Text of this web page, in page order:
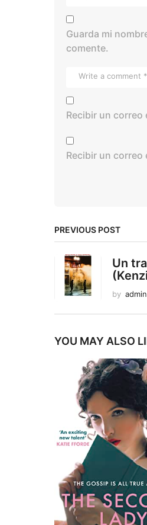
Guarda mi
comente.
Recibir un
Recibir un
PREVIOUS POST
Un
by admin
YOU MAY ALSO